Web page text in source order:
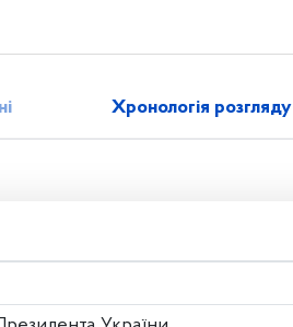
Хронологія розгляду